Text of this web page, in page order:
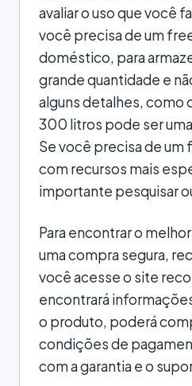
avaliar o uso que você
você precisa de um
doméstico, para
grande quantidade e
alguns detalhes, como
300 litros pode ser
Se você precisa de um
com recursos mais
importante pesquisar
Para encontrar o
uma compra segura,
você acesse o site
encontrará
o produto, poderá
condições de
com a garantia e o